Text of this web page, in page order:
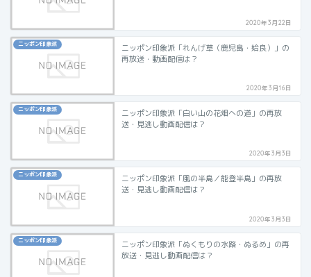
2020年3月22日
ニッポン印象派
ニッポン印象派「れんげ草（鹿児島・姶良）」の
再放送・動画配信は？
2020年3月16日
ニッポン印象派
ニッポン印象派「白い山の花畑への道」の再放
送・見逃し動画配信は？
2020年3月3日
ニッポン印象派
ニッポン印象派「風の半島／能登半島」の再放
送・見逃し動画配信は？
2020年3月3日
ニッポン印象派
ニッポン印象派「ぬくもりの水路・ぬるめ」の再
放送・見逃し動画配信は？